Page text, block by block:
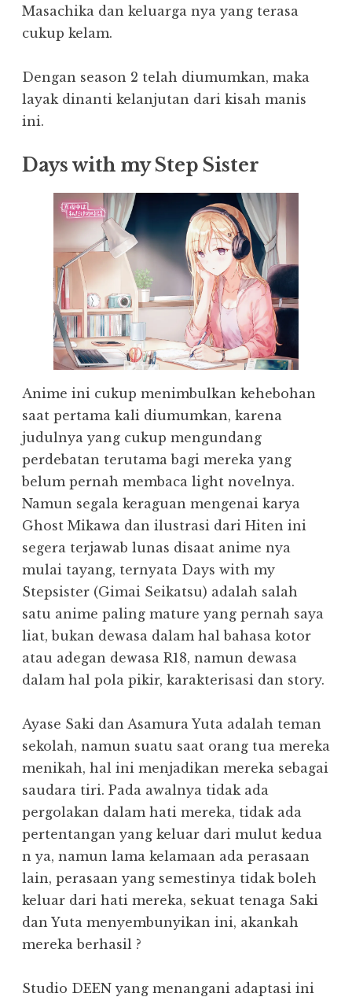
Masachika dan keluarga nya yang terasa
cukup kelam.
Dengan season 2 telah diumumkan, maka
layak dinanti kelanjutan dari kisah manis
ini.
Days with my Step Sister
Anime ini cukup menimbulkan kehebohan
saat pertama kali diumumkan, karena
judulnya yang cukup mengundang
perdebatan terutama bagi mereka yang
belum pernah membaca light novelnya.
Namun segala keraguan mengenai karya
Ghost Mikawa dan ilustrasi dari Hiten ini
segera terjawab lunas disaat anime nya
mulai tayang, ternyata Days with my
Stepsister (Gimai Seikatsu) adalah salah
satu anime paling mature yang pernah saya
liat, bukan dewasa dalam hal bahasa kotor
atau adegan dewasa R18, namun dewasa
dalam hal pola pikir, karakterisasi dan story.
Ayase Saki dan Asamura Yuta adalah teman
sekolah, namun suatu saat orang tua mereka
menikah, hal ini menjadikan mereka sebagai
saudara tiri. Pada awalnya tidak ada
pergolakan dalam hati mereka, tidak ada
pertentangan yang keluar dari mulut kedua
n ya, namun lama kelamaan ada perasaan
lain, perasaan yang semestinya tidak boleh
keluar dari hati mereka, sekuat tenaga Saki
dan Yuta menyembunyikan ini, akankah
mereka berhasil ?
Studio DEEN yang menangani adaptasi ini